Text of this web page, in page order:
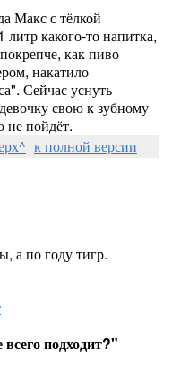
Макс с тёлкой
какого-то напитка,
как пиво
накатило
Сейчас уснуть
свою к зубному
не пойдёт.
к полной версии
а по году тигр.
подходит?"